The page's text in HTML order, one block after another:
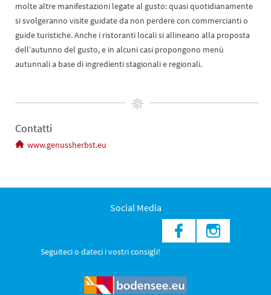
molte altre manifestazioni legate al gusto: quasi quotidianamente
si svolgeranno visite guidate da non perdere con commercianti o
guide turistiche. Anche i ristoranti locali si allineano alla proposta
dell’autunno del gusto, e in alcuni casi propongono menù
autunnali a base di ingredienti stagionali e regionali.
Contatti
www.genussherbst.eu
Social Media
Seguiteci o dateci i vostri consigli!